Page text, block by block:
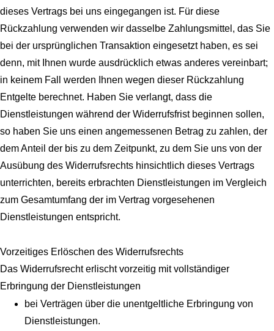
dieses Vertrags bei uns eingegangen ist. Für diese
Rückzahlung verwenden wir dasselbe Zahlungsmittel, das Sie
bei der ursprünglichen Transaktion eingesetzt haben, es sei
denn, mit Ihnen wurde ausdrücklich etwas anderes vereinbart;
in keinem Fall werden Ihnen wegen dieser Rückzahlung
Entgelte berechnet. Haben Sie verlangt, dass die
Dienstleistungen während der Widerrufsfrist beginnen sollen,
so haben Sie uns einen angemessenen Betrag zu zahlen, der
dem Anteil der bis zu dem Zeitpunkt, zu dem Sie uns von der
Ausübung des Widerrufsrechts hinsichtlich dieses Vertrags
unterrichten, bereits erbrachten Dienstleistungen im Vergleich
zum Gesamtumfang der im Vertrag vorgesehenen
Dienstleistungen entspricht.
Vorzeitiges Erlöschen des Widerrufsrechts
Das Widerrufsrecht erlischt vorzeitig mit vollständiger
Erbringung der Dienstleistungen
bei Verträgen über die unentgeltliche Erbringung von
Dienstleistungen.